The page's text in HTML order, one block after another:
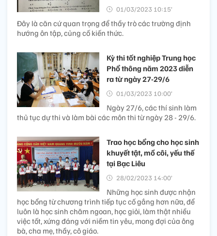
01/03/2023 10:15’
Đây là căn cứ quan trọng để thầy trò các trường định
hướng ôn tập, củng cố kiến thức.
Kỳ thi tốt nghiệp Trung học
Phổ thông năm 2023 diễn
ra từ ngày 27-29/6
01/03/2023 10:00’
Ngày 27/6, các thí sinh làm
thủ tục dự thi và làm bài các môn thi từ ngày 28 - 29/6.
Trao học bổng cho học sinh
khuyết tật, mồ côi, yếu thế
tại Bạc Liêu
28/02/2023 14:00’
Những học sinh được nhận
học bổng từ chương trình tiếp tục cố gắng hơn nữa, để
luôn là học sinh chăm ngoan, học giỏi, làm thật nhiều
việc tốt, xứng đáng với niềm tin yêu, mong đợi của ông
bà, cha mẹ, thầy, cô giáo.